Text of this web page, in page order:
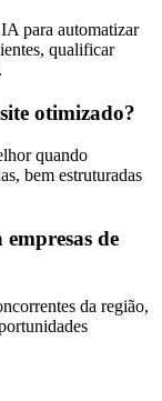
para automatizar
qualificar
otimizado?
quando
bem estruturadas
de
da região,